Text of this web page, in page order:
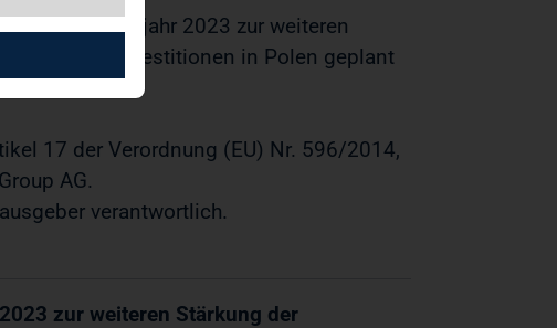
Geschäftsjahr 2023 zur weiteren
Investitionen in Polen geplant
17 der Verordnung (EU) Nr. 596/2014,
AG.
verantwortlich.
zur weiteren Stärkung der